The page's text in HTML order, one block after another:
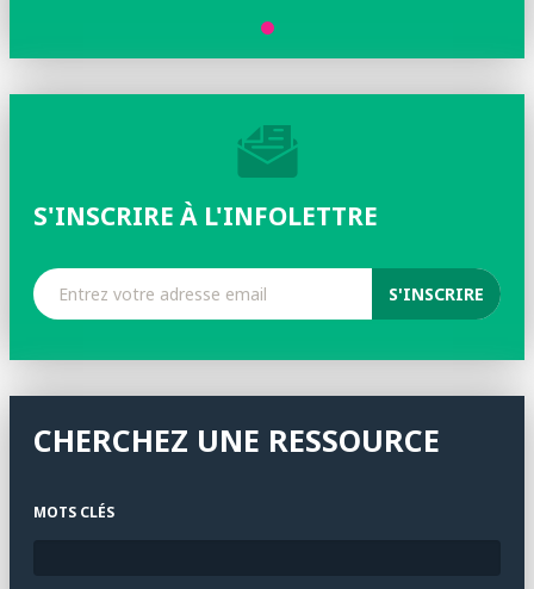
S'INSCRIRE À L'INFOLETTRE
CHERCHEZ UNE RESSOURCE
MOTS CLÉS